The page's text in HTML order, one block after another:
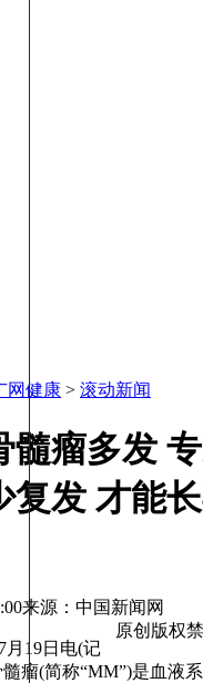
网健康 > 滚动新闻
髓瘤多发
复发 才能
来源：中国新闻网
原创版权
19日电(记
瘤(简称“MM”)是血液